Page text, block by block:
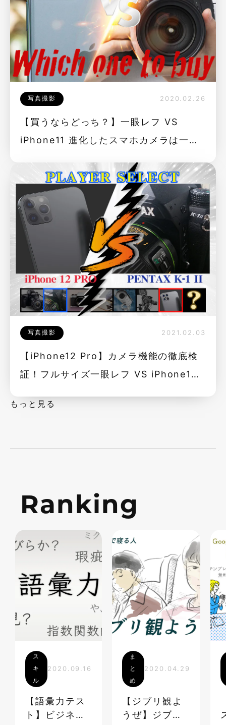
写真撮影 2020.02.26
【買うならどっち？】一眼レフ VS
iPhone11 進化したスマホカメラは一眼
写真撮影 2021.02.03
【iPhone12 Pro】カメラ機能の徹底検
証！フルサイズ一眼レフ VS iPhone12
もっと見る
Ranking
ス
キ
ル
2020.09.16
【語彙力テス
ト】ビジネス
ま
と
め
2020.04.29
【ジブリ観よ
うぜ】ジブリ